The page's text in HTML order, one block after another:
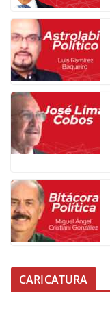
CARICATURA